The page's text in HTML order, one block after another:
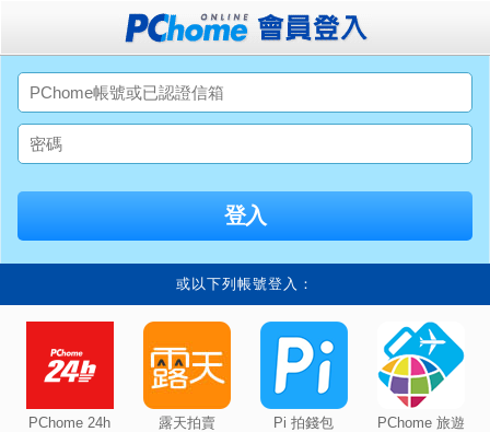
或以下列帳號登入：
PChome 24h 露天拍賣 Pi 拍錢包 PChome 旅遊